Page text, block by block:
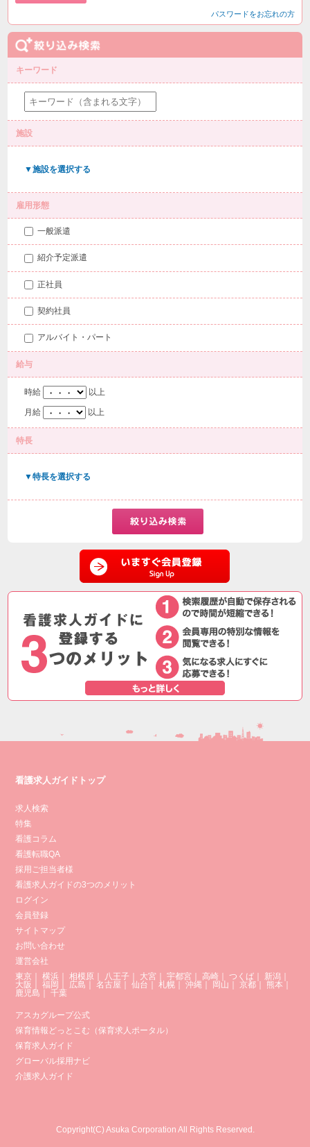
パスワードをお忘れの方
キーワード
施設
▼施設を選択する
雇用形態
一般派遣
紹介予定派遣
正社員
契約社員
アルバイト・パート
給与
時給 以上
月給 以上
特長
▼特長を選択する
看護求人ガイドトップ
求人検索
特集
看護コラム
看護転職QA
採用ご担当者様
看護求人ガイドの3つのメリット
ログイン
会員登録
サイトマップ
お問い合わせ
運営会社
東京 ｜横浜 ｜相模原 八王子 大宮 ｜宇都宮 ｜高崎 ｜つくば 新潟
大阪
｜福岡 広島 ｜名古屋 ｜仙台 ｜札幌 ｜沖縄 岡山 ｜京都 熊本
鹿児島
｜千葉
アスカグループ公式
保育情報どっとこむ（保育求人ポータル）
保育求人ガイド
グローバル採用ナビ
介護求人ガイド
Copyright(C) Asuka Corporation All Rights Reserved.